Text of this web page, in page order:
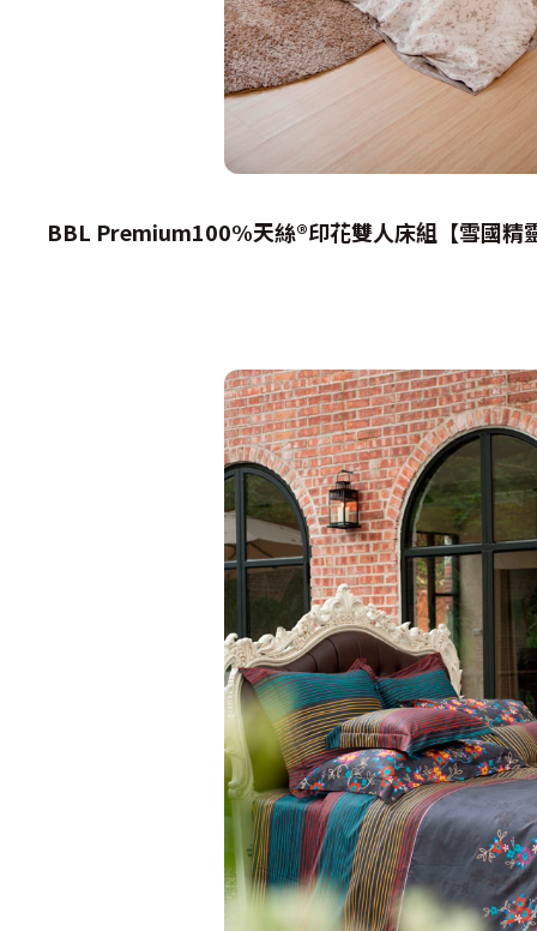
BBL Premium100%天絲®印花雙人床組【雪國